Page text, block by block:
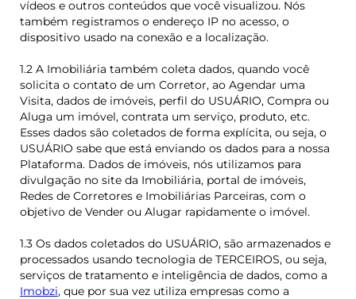
vídeos e outros conteúdos que você visualizou. Nós
também registramos o endereço IP no acesso, o
dispositivo usado na conexão e a localização.
1.2 A Imobiliária também coleta dados, quando você
solicita o contato de um Corretor, ao Agendar uma
Visita, dados de imóveis, perfil do USUÁRIO, Compra ou
Aluga um imóvel, contrata um serviço, produto, etc.
Esses dados são coletados de forma explícita, ou seja, o
USUÁRIO sabe que está enviando os dados para a nossa
Plataforma. Dados de imóveis, nós utilizamos para
divulgação no site da Imobiliária, portal de imóveis,
Redes de Corretores e Imobiliárias Parceiras, com o
objetivo de Vender ou Alugar rapidamente o imóvel.
1.3 Os dados coletados do USUÁRIO, são armazenados e
processados usando tecnologia de TERCEIROS, ou seja,
serviços de tratamento e inteligência de dados, como a
Imobzi, que por sua vez utiliza empresas como a